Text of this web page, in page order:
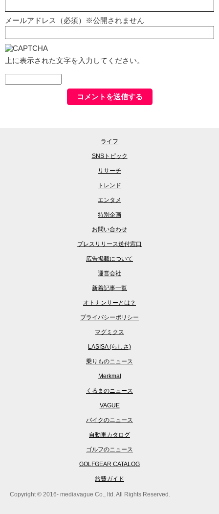
メールアドレス（必須）※公開されません
上に表示された文字を入力してください。
ライフ
SNSトピック
リサーチ
トレンド
エンタメ
特別企画
お問い合わせ
プレスリリース送付窓口
広告掲載について
運営会社
新着記事一覧
オトナンサーとは？
プライバシーポリシー
マグミクス
LASISA (らしさ)
乗りものニュース
Merkmal
くるまのニュース
VAGUE
バイクのニュース
自動車カタログ
ゴルフのニュース
GOLFGEAR CATALOG
旅費ガイド
Copyright © 2016- mediavague Co., ltd. All Rights Reserved.